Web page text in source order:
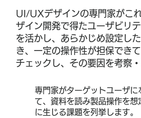
UI/UXデザインの専門家がこ
ザイン開発で得たユーザビリ
を活かし、あらかじめ設定し
き、一定の操作性が担保でき
チェックし、その要因を考察・
専門家がターゲットユーザに
て、資料を読み製品操作を想
に生じる課題を列挙します。